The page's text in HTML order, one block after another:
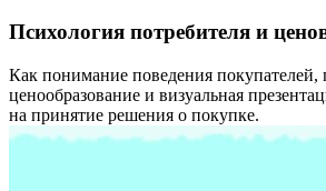
Психология потребителя и
Как понимание поведения покупателей,
ценообразование и визуальная
на принятие решения о покупке.